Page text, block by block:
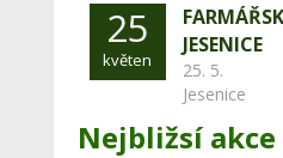
25
květen
JESENICE
25. 5.
Jesenice
Nejbližsí akce